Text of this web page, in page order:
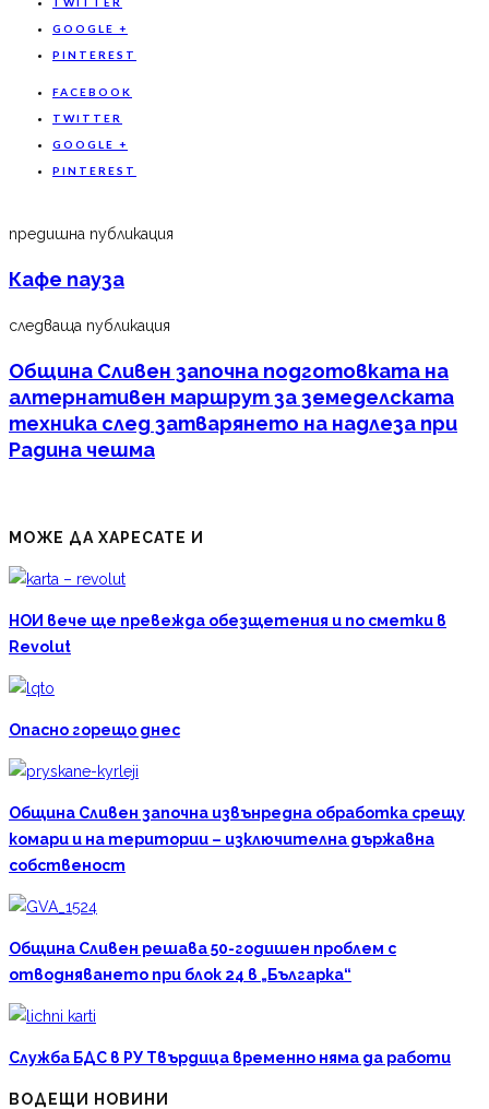
GOOGLE +
PINTEREST
FACEBOOK
TWITTER
GOOGLE +
PINTEREST
предишна публикация
Кафе пауза
следваща публикация
Община Сливен започна подготовката на
алтернативен маршрут за земеделската
техника след затварянето на надлеза при
Радина чешма
МОЖЕ ДА ХАРЕСАТЕ И
НОИ вече ще превежда обезщетения и по сметки в
Revolut
Опасно горещо днес
Община Сливен започна извънредна обработка срещу
комари и на територии – изключителна държавна
собственост
Община Сливен решава 50-годишен проблем с
отводняването при блок 24 в „Българка“
Служба БДС в РУ Твърдица временно няма да работи
ВОДЕЩИ НОВИНИ